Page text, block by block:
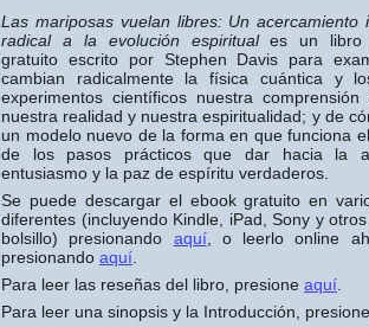
Las mariposas vuelan libres: Un acercamiento
radical a la evolución espirituales un libro
gratuito escrito por Stephen Davis para
cambian radicalmente la física cuántica y
experimentos científicos nuestra comprensión
nuestra realidad y nuestra espiritualidad; y de
un modelo nuevo de la forma en que funciona
de los pasos prácticos que dar hacia la
entusiasmo y la paz de espíritu verdaderos.
Se puede descargar el ebook gratuito en
diferentes (incluyendo Kindle, iPad, Sony y
bolsillo) presionando
aquí, o leerlo online
presionando aquí
Para leer las reseñas del libro, presione aquí
Para leer una sinopsis y la Introducción, presione